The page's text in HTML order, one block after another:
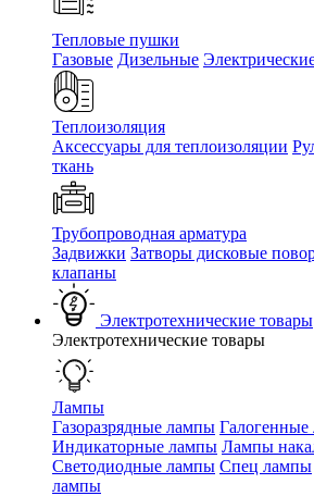
Тепловые пушки
Газовые Дизельные
Теплоизоляция
Аксессуары для теплоизоляции
ткань
Трубопроводная арматура
Задвижки Затворы дисковые
клапаны
Электротехнические товары
Электротехнические товары
Лампы
Газоразрядные лампы
Индикаторные лампы Лампы
Светодиодные лампы Спец лампы
лампы